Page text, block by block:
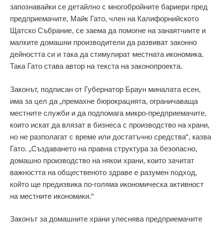
запознавайки се детайлно с многобройните бариери пред
предприемачите, Майк Гато, член на Калифорнийското
Щатско Събрание, се заема да помогне на занаятчиите и
малките домашни производители да развиват законно
дейността си и така да стимулират местната икономика.
Така Гато става автор на текста на законопроекта.
Законът, подписан от Губернатор Браун миналата есен,
има за цел да „премахне бюрокрацията, ограничаваща
местните служби и да подпомага микро-предприемачите,
които искат да влязат в бизнеса с производство на храни,
но не разполагат с време или достатъчно средства“, казва
Гато. „Създаването на правна структура за безопасно,
домашно производство на някои храни, които зачитат
важността на общественото здраве е разумен подход,
който ще предизвика по-голяма икономическа активност
на местните икономики.“
Законът за домашните храни улеснява предприемачите